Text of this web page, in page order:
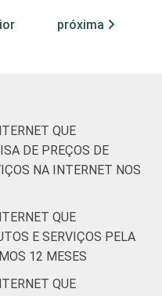
13
13
próxima
QUE
DE PREÇOS DE
NA INTERNET NOS
QUE
E SERVIÇOS PELA
12 MESES
QUE